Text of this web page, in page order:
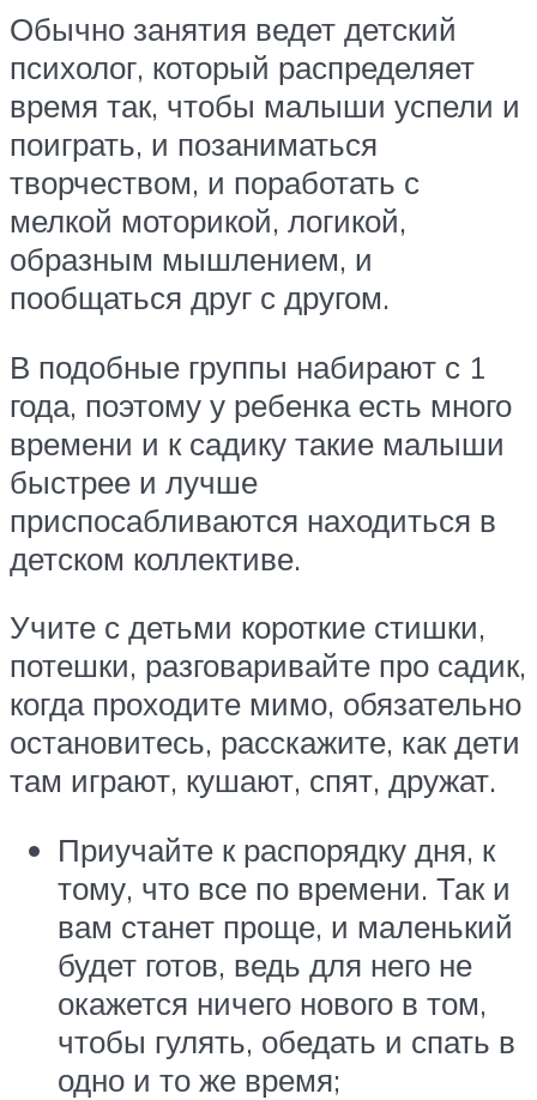
Обычно занятия ведет детский
психолог, который распределяет
время так, чтобы малыши успели и
поиграть, и позаниматься
творчеством, и поработать с
мелкой моторикой, логикой,
образным мышлением, и
пообщаться друг с другом.
В подобные группы набирают с 1
года, поэтому у ребенка есть много
времени и к садику такие малыши
быстрее и лучше
приспосабливаются находиться в
детском коллективе.
Учите с детьми короткие стишки,
потешки, разговаривайте про садик,
когда проходите мимо, обязательно
остановитесь, расскажите, как дети
там играют, кушают, спят, дружат.
Приучайте к распорядку дня, к
тому, что все по времени. Так и
вам станет проще, и маленький
будет готов, ведь для него не
окажется ничего нового в том,
чтобы гулять, обедать и спать в
одно и то же время;